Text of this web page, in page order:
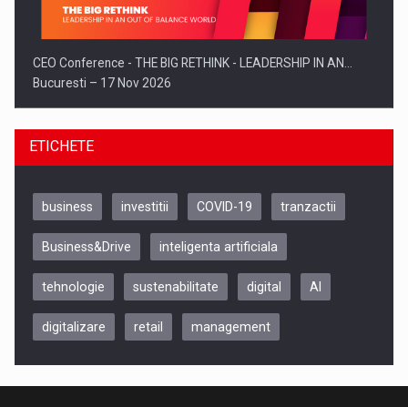
CEO Conference - THE BIG RETHINK - LEADERSHIP IN AN…
Bucuresti – 17 Nov 2026
Be Inspired. Make it Happen!, CLUJ, 9 Decembrie
ETICHETE
business investitii COVID-19 tranzactii
Business&Drive inteligenta artificiala
tehnologie sustenabilitate digital AI
digitalizare retail management